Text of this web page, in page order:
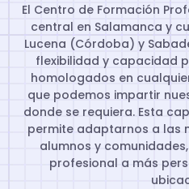
El Centro de Formación
central en Salamanca y
Lucena (Córdoba) y
flexibilidad y capacidad
homologados en
que podemos impartir
donde se requiera. Esta
permite adaptarnos a las
alumnos y
profesional a más